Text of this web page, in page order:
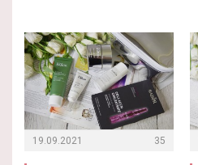
19.09.2021 35